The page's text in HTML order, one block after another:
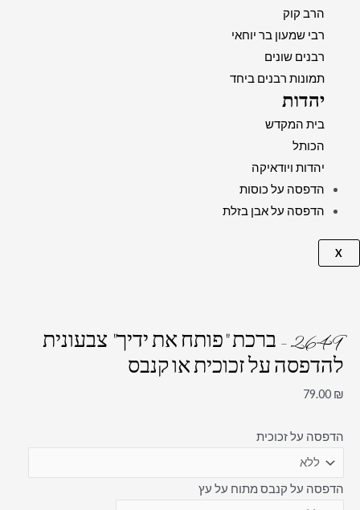
הרב קוק
רבי שמעון בר יוחאי
רבנים שונים
תמונות רבנים ביחד
יהדות
בית המקדש
הכותל
יהדות ויודאיקה
הדפסה על כוסות
הדפסה על אבן בזלת
X
2649 – ברכת "פותח את ידיך" צבעונית
להדפסה על זכוכית או קנבס
79.00 ₪
הדפסה על זכוכית
הדפסה על קנבס מתוח על עץ